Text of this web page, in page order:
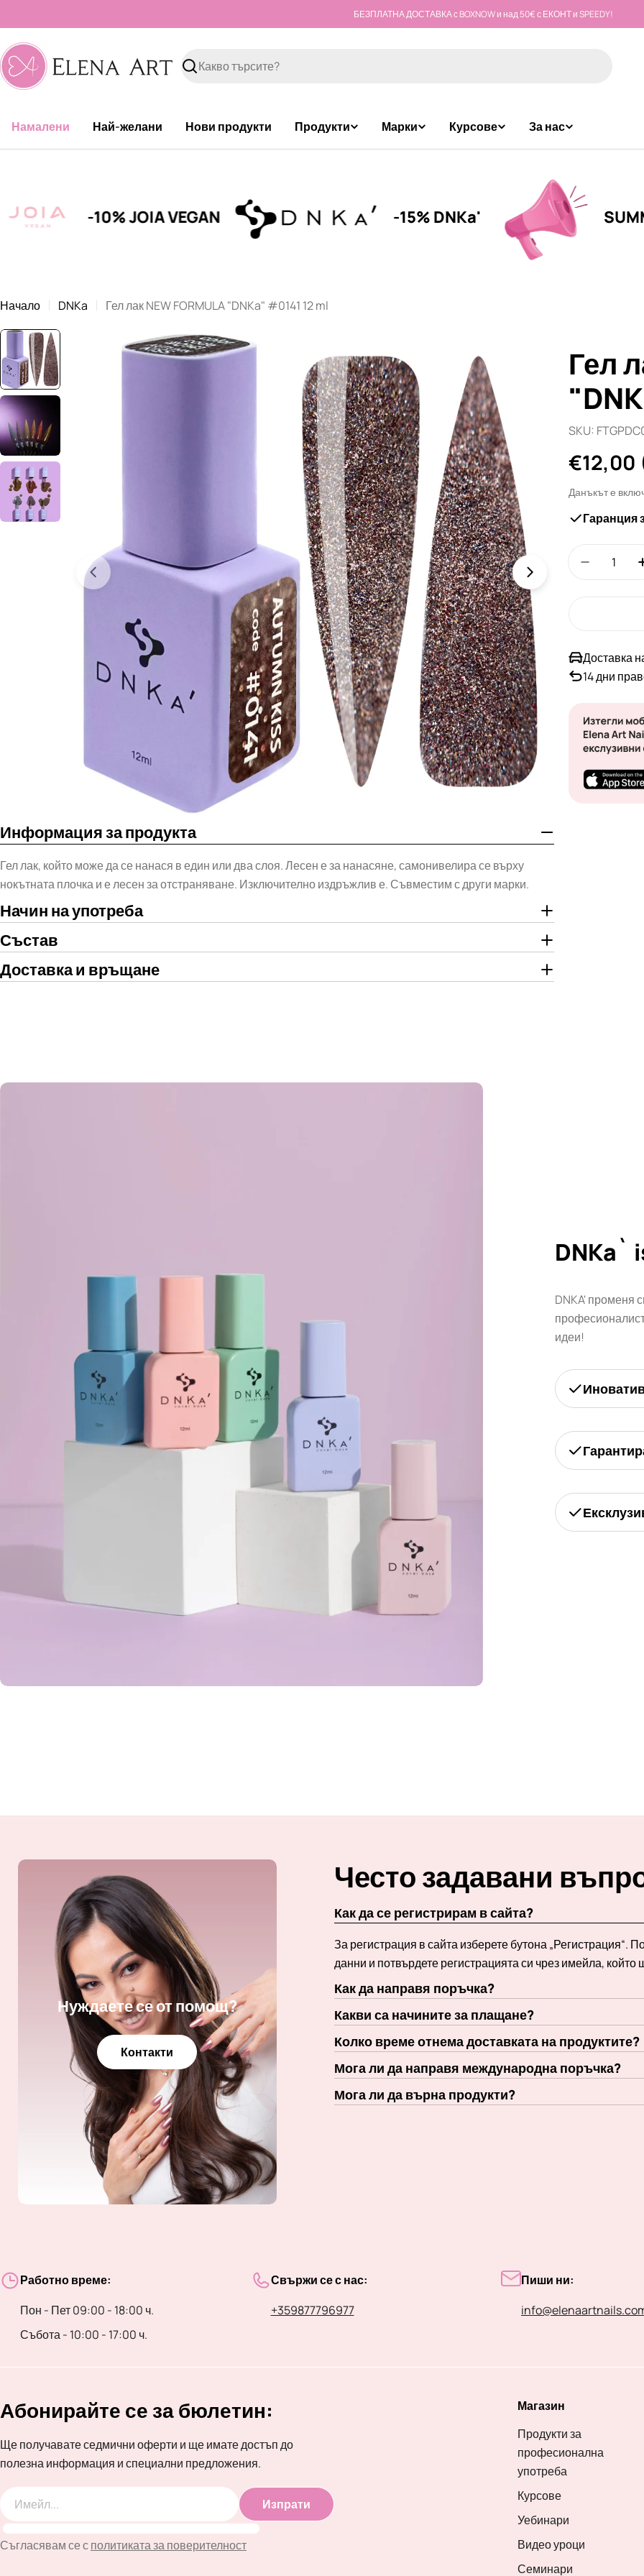
съдържанието
БЕЗПЛАТНА ДОСТАВКА с BOXNOW и над 50€ с ЕКОНТ и SPEEDY!
Търсене
Намалени Най-желани Нови продукти Продукти Марки Курсове За нас
-10% JOIA VEGAN -15% DNKa' SUMMER
Начало DNKa Гел лак NEW FORMULA "DNKa" #0141 12 ml
Отвори медия 0 в прозорец
Информация за продукта
Гел лак, който може да се нанася в един или два слоя. Лесен е за нанасяне, самонивелира се върху
нокътната плочка и е лесен за отстраняване. Изключително издръжлив е. Съвместим с други марки.
Начин на употреба
Състав
Доставка и връщане
Гел
SKU:
цена
€12,00
Данъкът е
Гаранция
Намали
Доставка
14 дни
DNKa`
DNKA' променя
идеи!
Нуждаете се от помощ?
Контакти
Често задавани
Как да се регистрирам в сайта?
За регистрация в сайта изберете бутона „Регистрация“.
данни и потвърдете регистрацията си чрез имейла, който
Как да направя поръчка?
Какви са начините за плащане?
Колко време отнема доставката на продуктите?
Мога ли да направя международна поръчка?
Мога ли да върна продукти?
Работно време:
Пон - Пет 09:00 - 18:00 ч.
Събота - 10:00 - 17:00 ч.
Свържи се с нас:
+359877796977
Пиши ни:
Абонирайте се за бюлетин:
Ще получавате седмични оферти и ще имате достъп до
полезна информация и специални предложения.
Изпрати
Съгласявам се сполитиката за поверителност
Магазин
Продукти за
професионална
употреба
Курсове
Уебинари
Видео уроци
Семинари